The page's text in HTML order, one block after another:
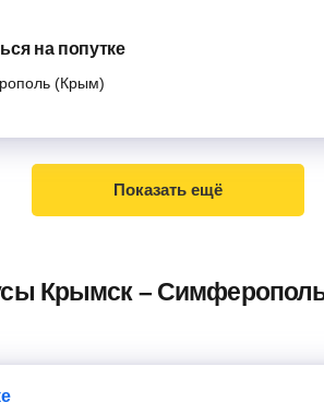
на попутке
(Крым)
Показать ещё
Крымск –